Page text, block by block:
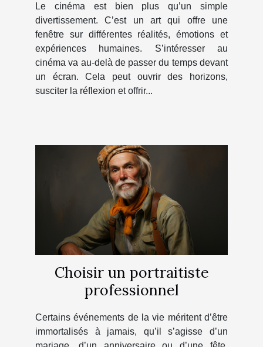
Le cinéma est bien plus qu’un simple
divertissement. C’est un art qui offre une
fenêtre sur différentes réalités, émotions et
expériences humaines. S’intéresser au
cinéma va au-delà de passer du temps devant
un écran. Cela peut ouvrir des horizons,
susciter la réflexion et offrir...
Choisir un portraitiste
professionnel
Certains événements de la vie méritent d’être
immortalisés à jamais, qu’il s’agisse d’un